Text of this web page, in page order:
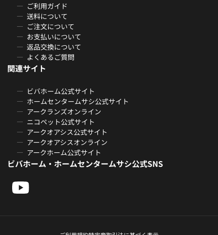
ご利用ガイド
送料について
ご注文について
お支払いについて
返品交換について
よくあるご質問
関連サイト
ビバホーム公式サイト
ホームセンタームサシ公式サイト
アークランズオンライン
ニコペット公式サイト
アークオアシス公式サイト
アークオアシスオンライン
アークホーム公式サイト
ビバホーム・ホームセンタームサシ公式SNS